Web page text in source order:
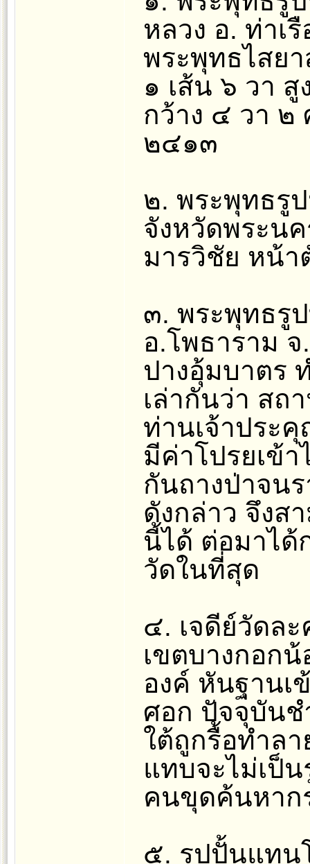
หลวง อ. ท่าเ
พระพุทธไสย
๑ เส้น ๖ วา
กว้าง ๔ วา ๒
๒๔๑๓
๒. พระพุทธรู
จังหวัดพระน
มารวิชัย หน้า
๓. พระพุทธรู
อ.โพธาราม
ปางอุ้มบาตร
เล่ากันว่า สถ
ท่านเจ้าประคุ
มีค่าโปรยเข้
กันถางป่าจนร
ดังกล่าว จึงส
นี้ได้ ต่อมาได้
วัดในที่สุด
๔. เจดีย์วัดล
เขตบางกอก
องค์ หันฐาน
ศอก ปัจจุบันช
ใต้ถูกรื้อทำล
แทบจะไม่เป็น
คนขุดค้นหาก
๕. รูปปั้นแทน